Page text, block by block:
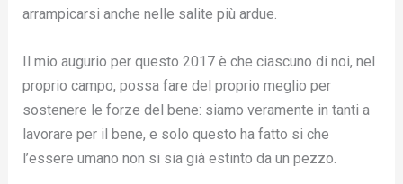
arrampicarsi anche nelle salite più ardue.
Il mio augurio per questo 2017 è che ciascuno di noi, nel
proprio campo, possa fare del proprio meglio per
sostenere le forze del bene: siamo veramente in tanti a
lavorare per il bene, e solo questo ha fatto si che
l’essere umano non si sia già estinto da un pezzo.